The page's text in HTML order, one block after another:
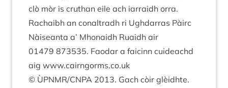
clò mòr is cruthan eile ach iar­raidh orra.
Rachaibh an con­al­tradh ri Ugh­dar­ras Pàirc
Nàiseanta a’ Mhon­aidh Ruaidh air
01479 873535. Faodar a faicinn cuideachd
aig www​.cairngorms​.co​.uk
© ÙPNMR/CNPA 2013. Gach còir glèidhte.